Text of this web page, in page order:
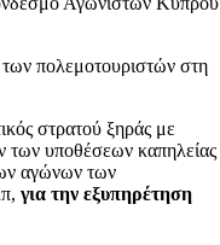
των πολεμοτουριστών στη
στρατού ξηράς με
των υποθέσεων καπηλείας
αγώνων των
για την εξυπηρέτηση